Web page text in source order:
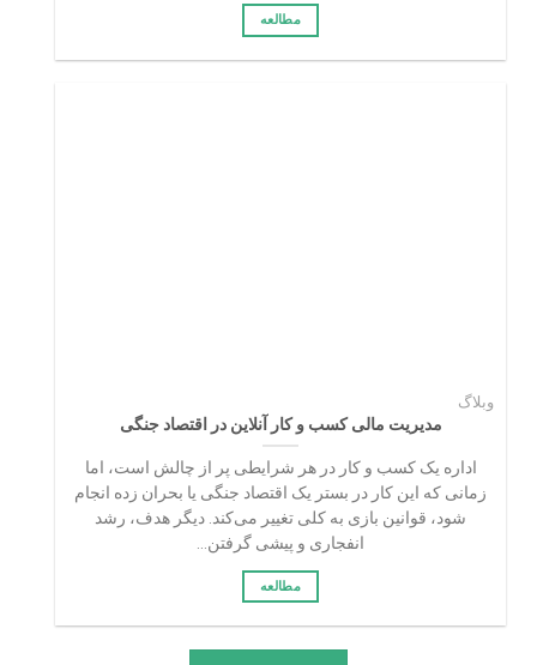
مطالعه
وبلاگ
مدیریت مالی کسب‌ و کار آنلاین در اقتصاد جنگی
اداره یک کسب‌ و کار در هر شرایطی پر از چالش است، اما
زمانی که این کار در بستر یک اقتصاد جنگی یا بحران‌ زده انجام
شود، قوانین بازی به کلی تغییر می‌کند. دیگر هدف، رشد
انفجاری و پیشی گرفتن...
مطالعه